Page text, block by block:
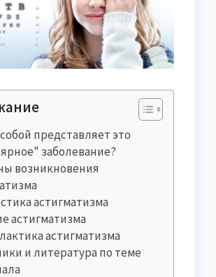
представляет это
заболевание?
возникновения
астигматизма
астигматизма
астигматизма
и литература по теме